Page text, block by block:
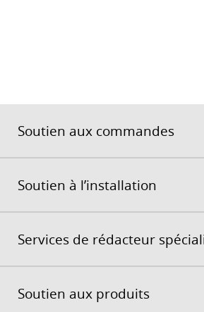
Soutien aux commandes
Soutien à l’installation
Services de rédacteur
Soutien aux produits